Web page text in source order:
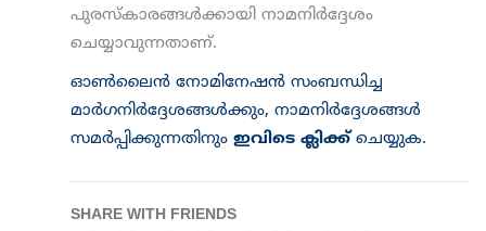
പുരസ്കാരങ്ങൾക്കായി നാമനിർദ്ദേശം
ചെയ്യാവുന്നതാണ്.
ഓൺലൈൻ നോമിനേഷൻ സംബന്ധിച്ച
മാർഗനിർദ്ദേശങ്ങൾക്കും, നാമനിർദ്ദേശങ്ങൾ
സമർപ്പിക്കുന്നതിനും ഇവിടെ ക്ലിക്ക് ചെയ്യുക.
SHARE WITH FRIENDS